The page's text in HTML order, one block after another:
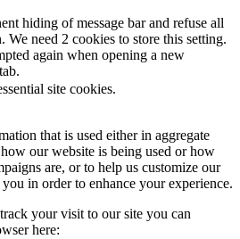
hiding of message bar and refuse all
need 2 cookies to store this setting.
again when opening a new
site cookies.
that is used either in aggregate
our website is being used or how
are, or to help us customize our
in order to enhance your experience.
your visit to our site you can
here: